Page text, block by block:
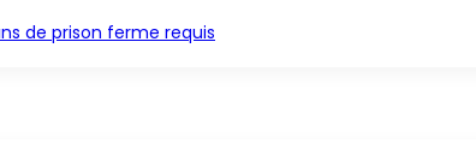
de prison ferme requis